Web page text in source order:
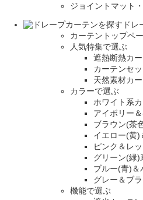
ジョイントマット
ドレ
カーテントップペ
人気特集で選ぶ
遮熱断熱カ
カーテンセッ
天然素材カ
カラーで選ぶ
ホワイト系
アイボリー
ブラウン(茶
イエロー(黄)
ピンク＆レ
グリーン(緑)
ブルー(青)＆
グレー＆ブ
機能で選ぶ